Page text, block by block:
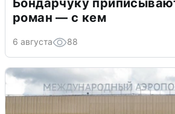
Бондарчуку
роман — с кем
6 августа 88